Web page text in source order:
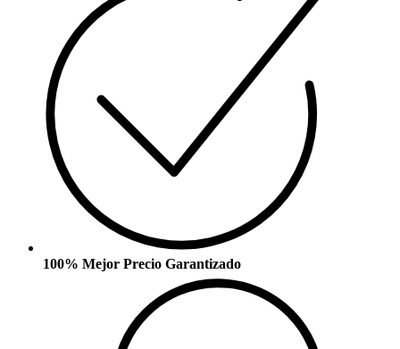
100% Mejor Precio Garantizado